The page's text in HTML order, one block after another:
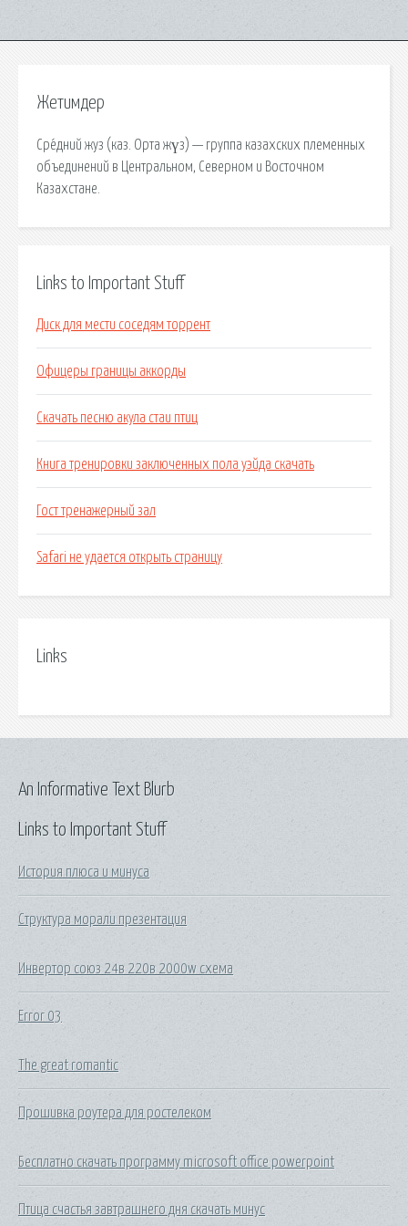
Жетимдер
Сре́дний жуз (каз. Орта жүз) — группа казахских племенных
объединений в Центральном, Северном и Восточном
Казахстане.
Links to Important Stuff
Диск для мести соседям торрент
Офицеры границы аккорды
Скачать песню акула стаи птиц
Книга тренировки заключенных пола уэйда скачать
Гост тренажерный зал
Safari не удается открыть страницу
Links
Links to Important Stuff
История плюса и минуса
Структура морали презентация
Инвертор союз 24в 220в 2000w схема
Error 03
The great romantic
Прошивка роутера для ростелеком
Бесплатно скачать программу microsoft office powerpoint
Птица счастья завтрашнего дня скачать минус
An Informative Text Blurb